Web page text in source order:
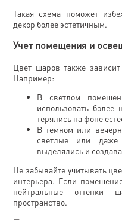
Такая схема поможет
декор более эстетичным.
Учет помещения и
Цвет шаров также
Например:
В светлом
использовать
терялись на фоне
В темном или
светлые или
выделялись и
Не забывайте учитывать
интерьера. Если
нейтральные оттенки
пространство.